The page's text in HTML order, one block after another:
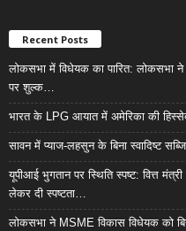
Recent Posts
लोकसभा में विधेयक का पारित: लोकसभा ने
पर शुल्क…
भारत के LPG आयात में अमेरिका की
सावन में प्याज-लहसुन के बिना स्वादिष्ट
यूपीआई भुगतान पर स्थिति स्पष्ट: वित्त
लेकर दी स्पष्टता…
लोकसभा ने MSME विकास विधेयक को